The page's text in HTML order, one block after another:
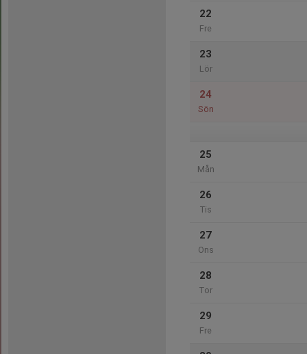
22
Fre
23
Lör
24
Sön
25
Mån
26
Tis
27
Ons
28
Tor
29
Fre